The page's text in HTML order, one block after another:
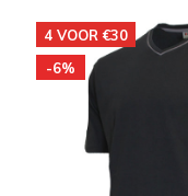
4 VOOR €30
-6%